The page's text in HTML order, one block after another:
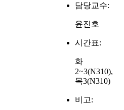
담당교수:
윤진호
시간표:
화
2~3(N310),
목3(N310)
비고: